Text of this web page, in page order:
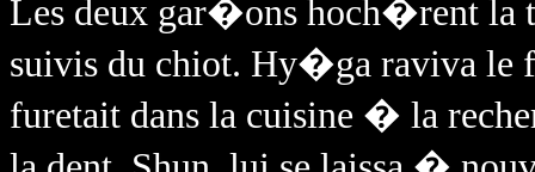
Les deux gar�ons hoch�rent
suivis du chiot. Hy�ga raviva le
furetait dans la cuisine � la